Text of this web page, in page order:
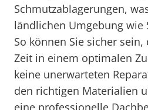
Schmutzablagerungen,
ländlichen Umgebung wie
So können Sie sicher
Zeit in einem optimalen
keine unerwarteten
den richtigen Materialien
eine professionelle